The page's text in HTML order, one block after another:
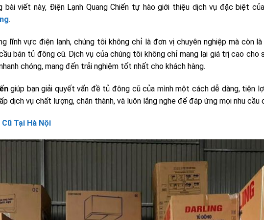
bài viết này, Điện Lạnh Quang Chiến tự hào giới thiệu dịch vụ đặc biệt
.
lĩnh vực điện lạnh, chúng tôi không chỉ là đơn vị chuyên nghiệp mà còn
bán tủ đông cũ. Dịch vụ của chúng tôi không chỉ mang lại giá trị cao cho
chóng, mang đến trải nghiệm tốt nhất cho khách hàng.
giúp bạn giải quyết vấn đề tủ đông cũ của mình một cách dễ dàng, tiện
dịch vụ chất lượng, chân thành, và luôn lắng nghe để đáp ứng mọi nhu cầu
Tại Hà Nội